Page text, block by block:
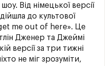
Від німецької версії
до культової
me out of here». Це
Дженер та Джеймі
версії за три тижні
не міг зрозуміти,